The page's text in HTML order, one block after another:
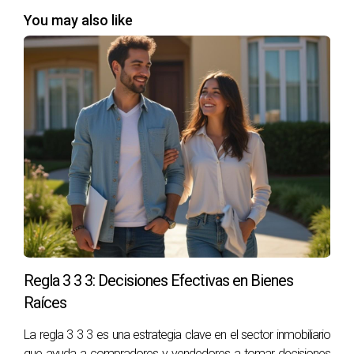
Tipos de programas de asistencia
Miami ofrece una variedad de programas que están
diseñados para abordar las distintas necesidades de los
compradores primerizos. A continuación se presentan
algunos de los más destacados:
Asistencia para el pago inicial: Muchos programas
proporcionan subvenciones o préstamos a bajo
interés para ayudar a cubrir el depósito inicial, que
generalmente es el mayor obstáculo para muchos
compradores.
Programas de financiamiento preferencial:A través
de ciertas instituciones financieras, puede haber
acceso a tasas de interés reducidas y condiciones
favorables que hacen que la hipoteca sea más
Subsidios estatales o locales:Algunos gobiernos
You may also like
Regla 3 3 3: Decisiones Efectivas en Bienes
Raíces
La regla 3 3 3 es una estrategia clave en el sector inmobiliario